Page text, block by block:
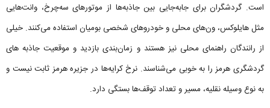
است. گردشگران برای جابه‌جایی بین جاذبه‌ها از موتورهای سه‌چرخ، وانت‌هایی
مثل هایلوکس، ون‌های محلی و خودروهای شخصی بومیان استفاده می‌کنند. خیلی
از رانندگان راهنمای محلی نیز هستند و زمان‌بندی بازدید و موقعیت جاذبه های
گردشگری هرمز را به خوبی می‌شناسند. نرخ کرایه‌ها در جزیره هرمز ثابت نیست و
به نوع وسیله نقلیه، مسیر و تعداد توقف‌ها بستگی دارد.